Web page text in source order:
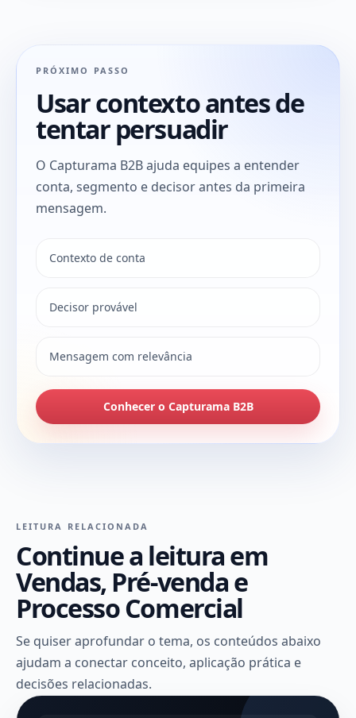
PRÓXIMO PASSO
Usar contexto antes de
tentar persuadir
O Capturama B2B ajuda equipes a entender
conta, segmento e decisor antes da primeira
mensagem.
Contexto de conta
Decisor provável
Mensagem com relevância
Conhecer o Capturama B2B
LEITURA RELACIONADA
Continue a leitura em
Vendas, Pré-venda e
Processo Comercial
Se quiser aprofundar o tema, os conteúdos abaixo
ajudam a conectar conceito, aplicação prática e
decisões relacionadas.